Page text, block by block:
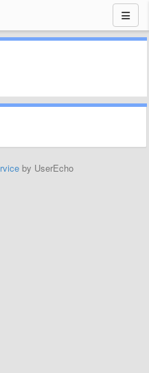
by UserEcho